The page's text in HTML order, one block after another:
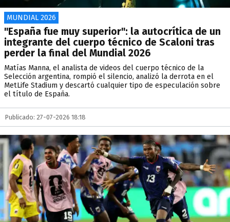
MUNDIAL 2026
"España fue muy superior": la autocrítica de un
integrante del cuerpo técnico de Scaloni tras
perder la final del Mundial 2026
Matías Manna, el analista de videos del cuerpo técnico de la
Selección argentina, rompió el silencio, analizó la derrota en el
MetLife Stadium y descartó cualquier tipo de especulación sobre
el título de España.
Publicado: 27-07-2026 18:18